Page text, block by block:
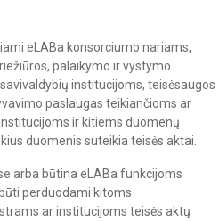
eLABa konsorciumo nariams,
palaikymo ir vystymo
institucijoms, teisėsaugos
paslaugas teikiančioms ar
ir kitiems duomenų
duomenis suteikia teisės aktai.
arba būtina eLABa funkcijoms
perduodami kitoms
ar institucijoms teisės aktų